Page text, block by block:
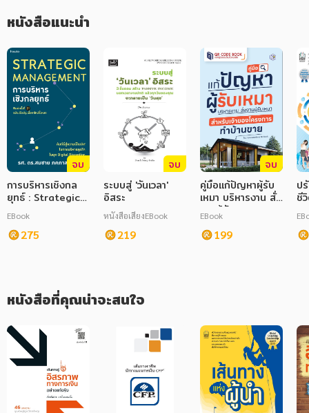
ภาษาศาสตร์
การพัฒนาตนเอง
ความรู้ทั่วไป
การ์ตูนความรู้ การ์ตูน
การ์ตูนมังงะ (Manga)
หนังสือแนะนำ
จบ
การบริหารเชิงกล
ยุทธ์ : Strategic
Management
EBook
275
จบ
ระบบสู่ 'วันเวลา'
อิสระ
หนังสือเสียงEBook
219
จบ
คู่มือแก้ปัญหาผู้รับ
เหมา บริหารงาน สั่ง
งานผู้รับเหมา
สำหรับเจ้าของ
โครงการทำบ้านขาย
EBook
199
ป
ชี
หนังสือที่คุณน่าจะสนใจ